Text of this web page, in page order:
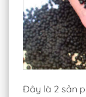
Đây là 2 sản